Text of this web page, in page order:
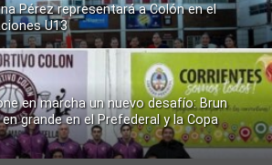
Pérez representará a Colón en el
U13
en marcha un nuevo desafío: Brun
grande en el Prefederal y la Copa